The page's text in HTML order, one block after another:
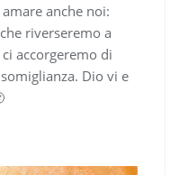
anche noi:
riverseremo a
accorgeremo di
Dio vi e